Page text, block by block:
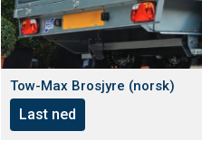
Tow-Max Brosjyre (norsk)
Last ned